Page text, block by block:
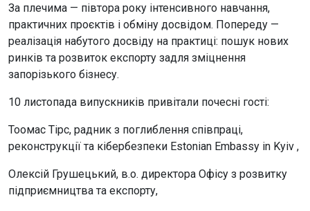
За плечима — півтора року інтенсивного навчання,
практичних проєктів і обміну досвідом. Попереду —
реалізація набутого досвіду на практиці: пошук нових
ринків та розвиток експорту задля зміцнення
запорізького бізнесу.
10 листопада випускників привітали почесні гості:
Тоомас Тірс, радник з поглиблення співпраці,
реконструкції та кібербезпеки Estonian Embassy in Kyiv ,
Олексій Грушецький, в.о. директора Офісу з розвитку
підприємництва та експорту,